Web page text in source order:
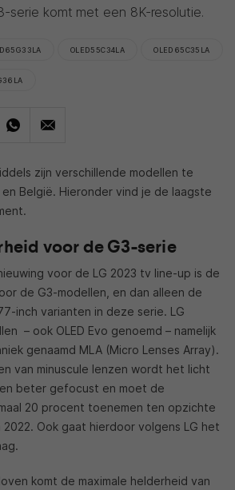
serie komt met een 8K-resolutie.
OLED55C34LA OLED65C35LA
zijn verschillende modellen te
België. Hieronder vind je de laagste
voor de G3-serie
voor de LG 2023 tv line-up is de
de G3-modellen, en dan alleen de
inch varianten in deze serie. LG
– ook OLED Evo genoemd – namelijk
genaamd MLA (Micro Lenses Array).
van minuscule lenzen wordt het licht
beter gefocust en moet de
20 procent toenemen ten opzichte
Ook gaat hierdoor volgens LG het
komt de maximale helderheid van